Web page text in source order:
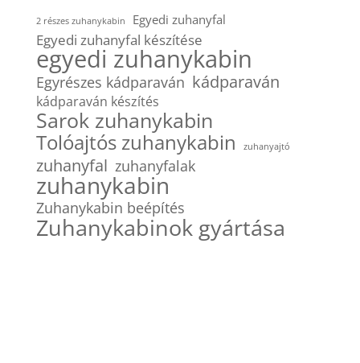
2 részes zuhanykabin Egyedi zuhanyfal
Egyedi zuhanyfal készítése
egyedi zuhanykabin
Egyrészes kádparaván kádparaván
kádparaván készítés
Sarok zuhanykabin
Tolóajtós zuhanykabin
zuhanyajtó
zuhanyfal zuhanyfalak
zuhanykabin
Zuhanykabin beépítés
Zuhanykabinok gyártása